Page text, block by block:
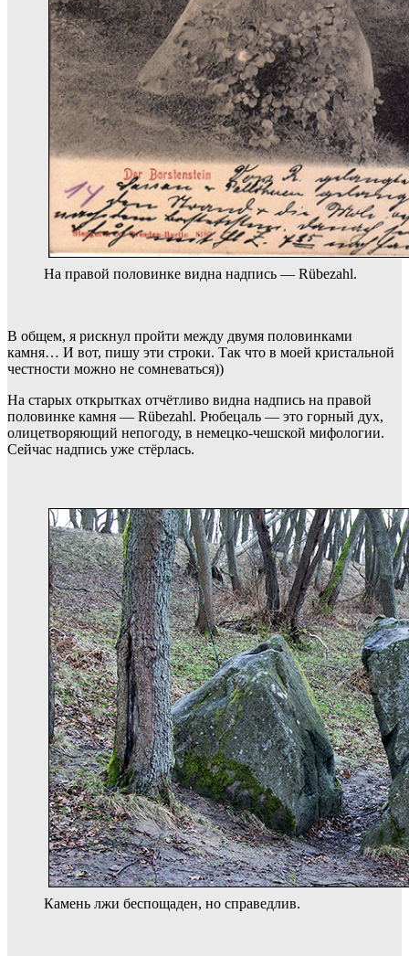
На правой половинке видна надпись — Rübezahl.
В общем, я рискнул пройти между двумя половинками
камня… И вот, пишу эти строки. Так что в моей кристальной
честности можно не сомневаться))
На старых открытках отчётливо видна надпись на правой
половинке камня — Rübezahl. Рюбецаль — это горный дух,
олицетворяющий непогоду, в немецко-чешской мифологии.
Сейчас надпись уже стёрлась.
Камень лжи беспощаден, но справедлив.